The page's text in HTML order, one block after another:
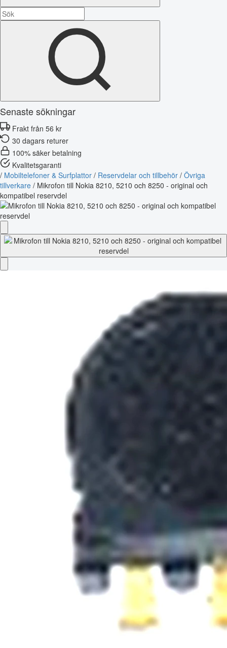
Senaste sökningar
Frakt från 56 kr
30 dagars returer
100% säker betalning
Kvalitetsgaranti
/ Mobiltelefoner & Surfplattor / Reservdelar och tillbehör / Övriga
tillverkare / Mikrofon till Nokia 8210, 5210 och 8250 - original och
kompatibel reservdel